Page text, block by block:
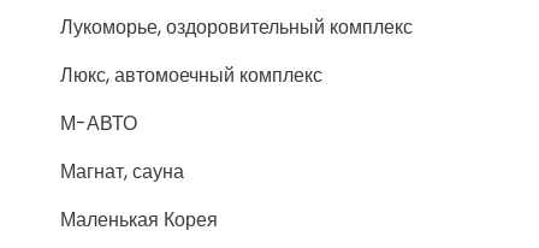
Лукоморье, оздоровительный комплекс
Люкс, автомоечный комплекс
М-АВТО
Магнат, сауна
Маленькая Корея